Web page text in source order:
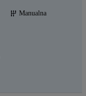
Manualna